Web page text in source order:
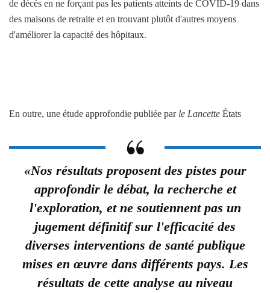
de décès en ne forçant pas les patients atteints de COVID-19 dans
des maisons de retraite et en trouvant plutôt d'autres moyens
d'améliorer la capacité des hôpitaux.
En outre, une étude approfondie publiée par le Lancette États
«Nos résultats proposent des pistes pour
approfondir le débat, la recherche et
l'exploration, et ne soutiennent pas un
jugement définitif sur l'efficacité des
diverses interventions de santé publique
mises en œuvre dans différents pays. Les
résultats de cette analyse au niveau